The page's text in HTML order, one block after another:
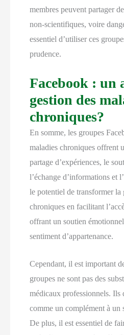
membres peuvent partager
non-scientifiques, voire
essentiel d’utiliser ces
prudence.
Facebook : un
gestion des
chroniques?
En somme, les groupes
maladies chroniques offrent
partage d’expériences, le
l’échange d’informations et
le potentiel de transformer la
chroniques en facilitant
offrant un soutien
sentiment d’appartenance.
Cependant, il est important
groupes ne sont pas des
médicaux professionnels. Ils
comme un complément à un
De plus, il est essentiel de